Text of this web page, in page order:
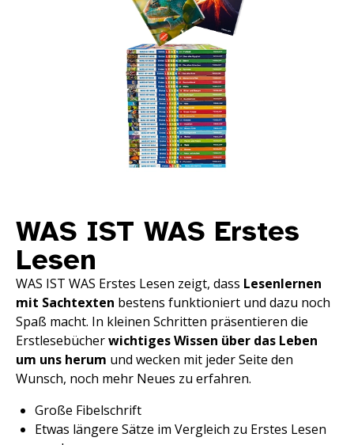
WAS IST WAS Erstes
Lesen
WAS IST WAS Erstes Lesen zeigt, dass Lesenlernen
mit Sachtexten bestens funktioniert und dazu noch
Spaß macht. In kleinen Schritten präsentieren die
Erstlesebücherwichtiges Wissen über das Leben
um uns herum und wecken mit jeder Seite den
Wunsch, noch mehr Neues zu erfahren.
Große Fibelschrift
Etwas längere Sätze im Vergleich zu Erstes Lesen